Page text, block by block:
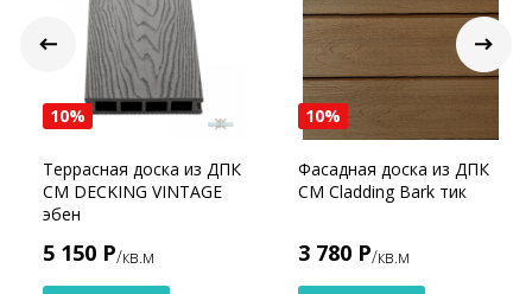
10%
Террасная доска из ДПК
CM DECKING VINTAGE
эбен
5 150 Р/кв.м
10%
Фасадная доска из ДПК
CM Cladding Bark тик
3 780 Р/кв.м